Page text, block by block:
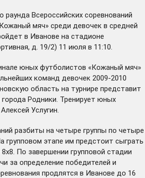
раунда Всероссийских соревнований
мяч» среди девочек в средней
в Иванове на стадионе
д. 19/2) 11 июля в 11:10.
юных футболистов «Кожаный мяч»
команд девочек 2009-2010
область на турнире представит
Родники. Тренирует юных
Услугин.
разбиты на четыре группы по четыре
этапе им предстоит сыграть
По завершении групповой стадии
за определение победителей и
продлятся в Иванове до 16